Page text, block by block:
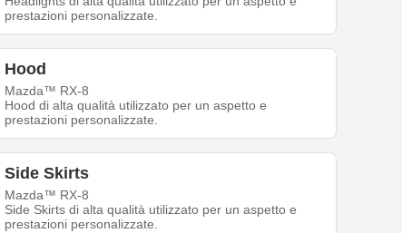
prestazioni personalizzate.
Hood
Mazda™ RX-8
Hood di alta qualità utilizzato per un aspetto e
prestazioni personalizzate.
Side Skirts
Mazda™ RX-8
Side Skirts di alta qualità utilizzato per un aspetto e
prestazioni personalizzate.